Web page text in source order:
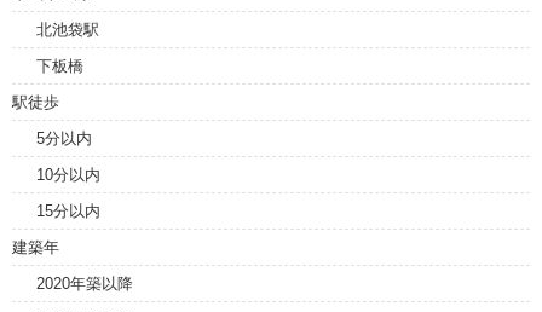
北池袋駅
下板橋
駅徒歩
5分以内
10分以内
15分以内
建築年
2020年築以降